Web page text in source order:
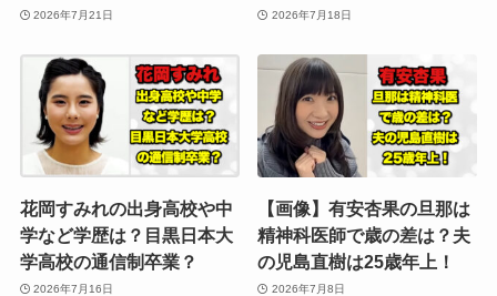
2026年7月21日 2026年7月18日
花岡すみれの出身高校や中
学など学歴は？目黒日本大
学高校の通信制卒業？
2026年7月16日
【画像】有安杏果の旦那は
精神科医師で歳の差は？夫
の児島直樹は25歳年上！
2026年7月8日